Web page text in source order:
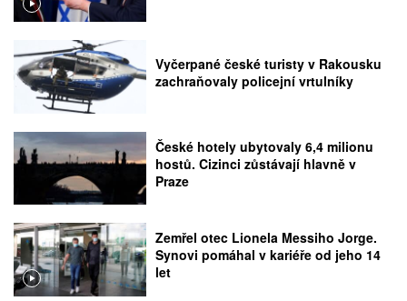
Vyčerpané české turisty v Rakousku
zachraňovaly policejní vrtulníky
České hotely ubytovaly 6,4 milionu
hostů. Cizinci zůstávají hlavně v
Praze
Zemřel otec Lionela Messiho Jorge.
Synovi pomáhal v kariéře od jeho 14
let